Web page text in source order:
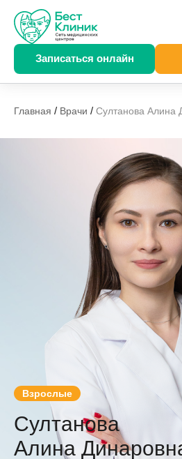
Записаться онлайн
Главная / Врачи / Султанова Алина
Взрослые
Султанова
Алина